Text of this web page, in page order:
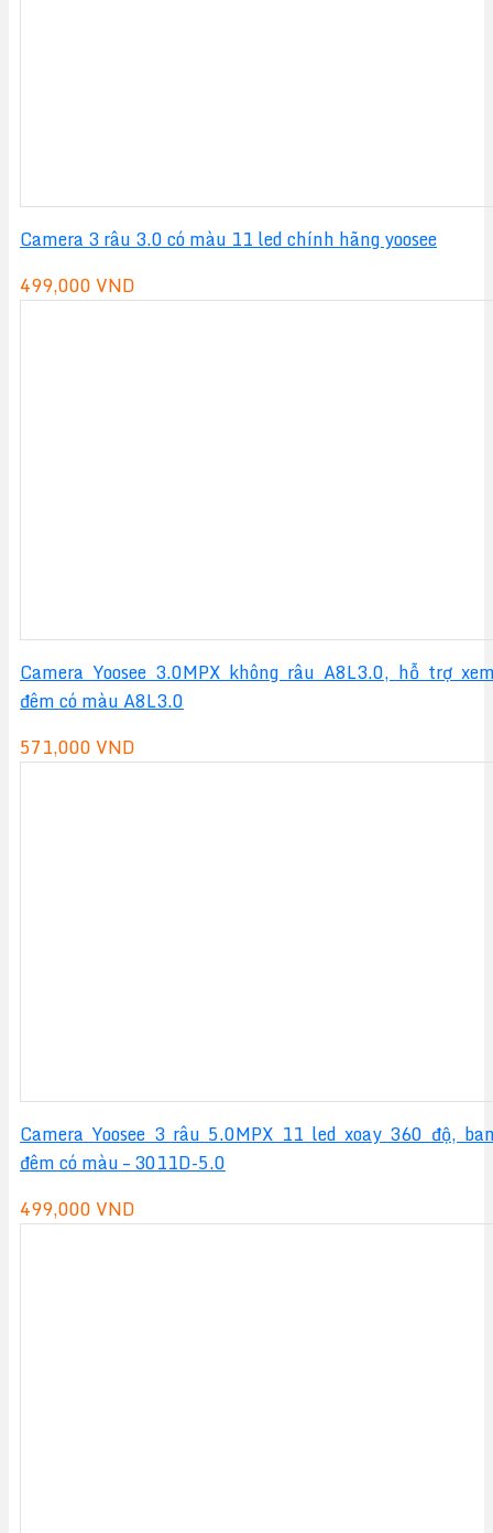
Camera 3 râu 3.0 có màu 11 led chính hãng yoosee
499,000VND
Camera Yoosee 3.0MPX không râu A8L3.0, hỗ trợ
đêm có màu A8L3.0
571,000VND
Camera Yoosee 3 râu 5.0MPX 11 led xoay 360 độ,
đêm có màu – 3011D-5.0
499,000VND